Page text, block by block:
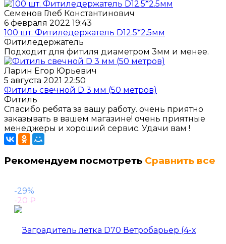
Семенов Глеб Константинович
6 февраля 2022 19:43
100 шт. Фитиледержатель D12.5*2.5мм
Фитиледержатель
Подходит для фитиля диаметром 3мм и менее.
Ларин Егор Юрьевич
5 августа 2021 22:50
Фитиль свечной D 3 мм (50 метров)
Фитиль
Спасибо ребята за вашу работу. очень приятно
заказывать в вашем магазине! очень приятные
менеджеры и хороший сервис. Удачи вам !
Рекомендуем посмотреть Сравнить все
-29%
-20 ₽